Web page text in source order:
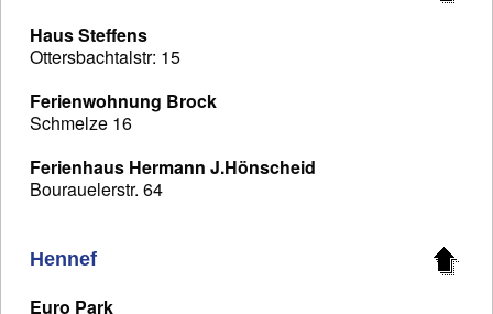
Haus Steffens
Ottersbachtalstr: 15
Ferienwohnung Brock
Schmelze 16
Ferienhaus Hermann J.Hönscheid
Bourauelerstr. 64
Hennef
Euro Park